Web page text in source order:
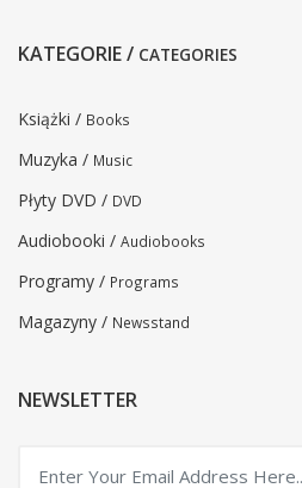
KATEGORIE / CATEGORIES
Książki / Books
Muzyka / Music
Płyty DVD / DVD
Audiobooki / Audiobooks
Programy / Programs
Magazyny / Newsstand
NEWSLETTER